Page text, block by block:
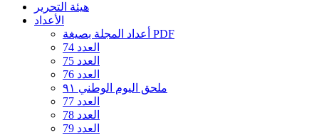
هيئة التحرير
الأعداد
أعداد المجلة بصيغة PDF
العدد 74
العدد 75
العدد 76
ملحق اليوم الوطني ٩١
العدد 77
العدد 78
العدد 79